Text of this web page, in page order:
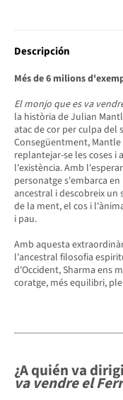
Descripción
Més de 6 milions
El monjo que es va
la història de Julian
atac de cor per culpa del
Consegüentment,
replantejar-se les coses i
l'existència. Amb
personatge s'embarca
ancestral i descobreix
de la ment, el cos i
i pau.
Amb aquesta
l'ancestral filosofia
d'Occident, Sharma ens
coratge, més equilibri,
¿A quién va
va vendre el